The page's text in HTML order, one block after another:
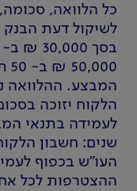
כל הלוואה,
לשיקול דעת הבנק
המבצע. ההלוואה
הלקוח יזוכה
שנים: חשבון
העו"ש בכפוף
ההצטרפות לכל